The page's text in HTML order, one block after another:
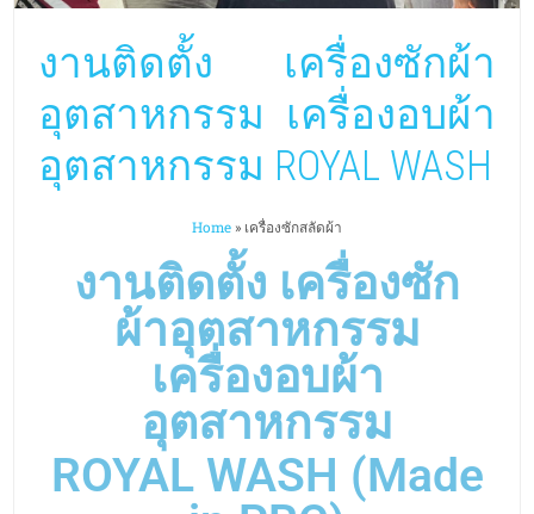
งานติดตั้ง เครื่องซักผ้า
อุตสาหกรรม เครื่องอบผ้า
อุตสาหกรรม ROYAL WASH
งานติดตั้ง เครื่องซัก
ผ้าอุตสาหกรรม
เครื่องอบผ้า
อุตสาหกรรม
ROYAL WASH (Made
in PRC)